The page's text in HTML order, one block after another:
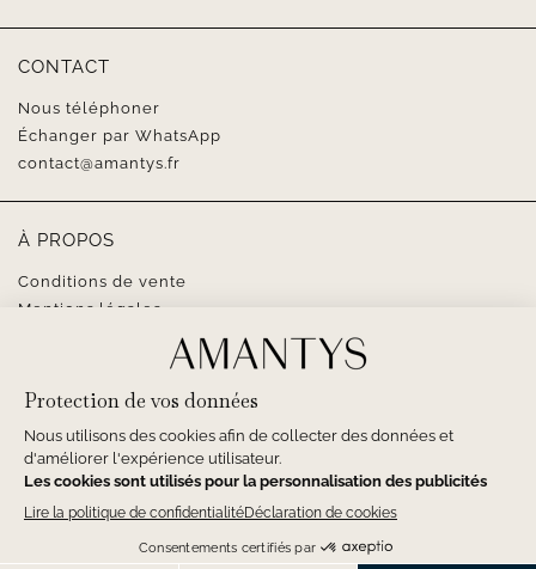
CONTACT
Nous téléphoner
Échanger par WhatsApp
contact@amantys.fr
À PROPOS
Conditions de vente
Mentions légales
SUIVEZ-NOUS